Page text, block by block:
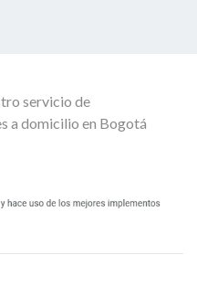
servicio de
a domicilio en Bogotá